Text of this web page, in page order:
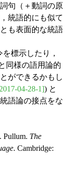
句（＋動詞の原
統語的にも似て
も表面的な統語
標示したり，
同様の語用論的
ができるかもし
04-28-1]) と
語論の接点をな
Pullum. The
. Cambridge: